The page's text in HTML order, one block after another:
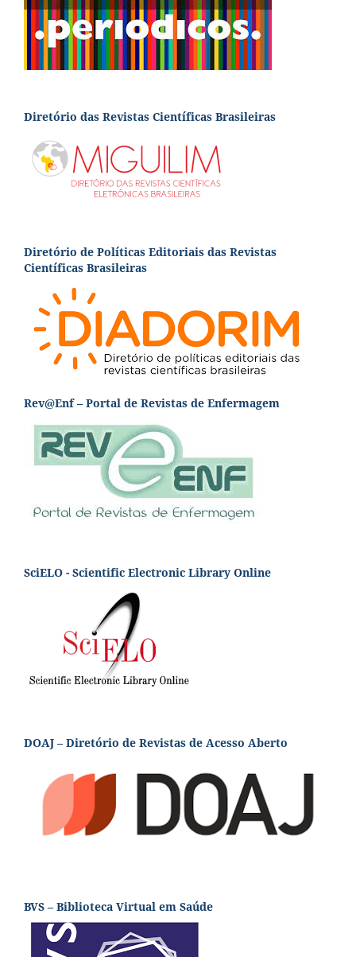
Diretório das Revistas Científicas Brasileiras
Diretório de Políticas Editoriais das Revistas
Científicas Brasileiras
Rev@Enf – Portal de Revistas de Enfermagem
SciELO - Scientific Electronic Library Online
DOAJ – Diretório de Revistas de Acesso Aberto
BVS – Biblioteca Virtual em Saúde